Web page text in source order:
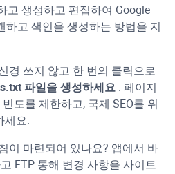
고 생성하고 편집하여 Google
하고 색인을 생성하는 방법을 지
경 쓰지 않고 한 번의 클릭으로
파일을 생성하세요 . 페이지
도를 제한하고, 국제 SEO를 위
세요.
이 마련되어 있나요? 앱에서 바
FTP 통해 변경 사항을 사이트